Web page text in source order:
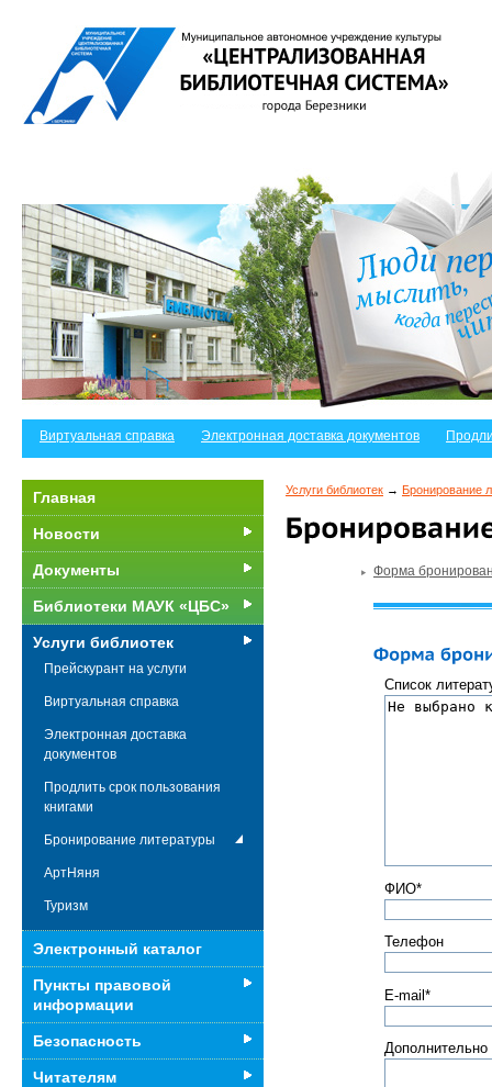
Виртуальная справка Электронная доставка документов
Услуги библиотек → Бронирование
Форма
Список
ФИО*
Телефон
E-mail*
Дополнительно
Главная
Новости
Документы
Библиотеки МАУК «ЦБС»
Услуги библиотек
Прейскурант на услуги
Виртуальная справка
Электронная доставка
документов
Продлить срок пользования
книгами
Бронирование литературы
АртНяня
Туризм
Электронный каталог
Пункты правовой
информации
Безопасность
Читателям